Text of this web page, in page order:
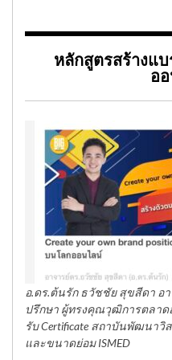
หลักสูตรสร้างแ
อ
อ.ดร.ต้นรัก ธวัชชัย สุขสีดา อ
ปรึกษา ผู้ทรงคุณวุฒิการตลาด
รับ Certificate สถาบันพัฒนาวิ
และขนาดย่อม ISMED